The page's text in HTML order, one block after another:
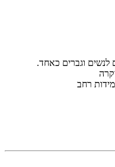
לנשים וגברים כאחד.
רחב